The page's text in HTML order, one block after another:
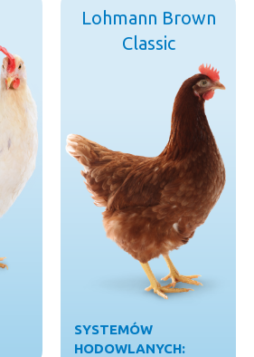
Lohmann Brown
Classic
SYSTEMÓW
HODOWLANYCH: